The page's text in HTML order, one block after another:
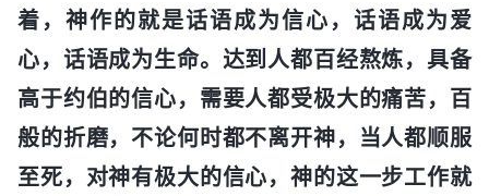
着，神作的就是话语成为信心，话语成为爱
心，话语成为生命。达到人都百经熬炼，具备
高于约伯的信心，需要人都受极大的痛苦，百
般的折磨，不论何时都不离开神，当人都顺服
至死，对神有极大的信心，神的这一步工作就